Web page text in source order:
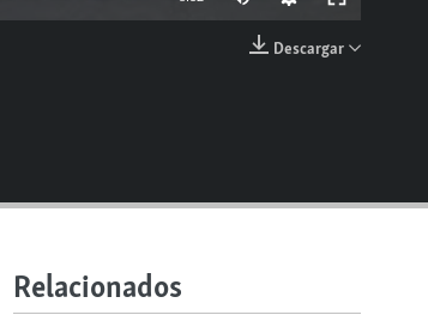
144p
720p
Descargar
Relacionados